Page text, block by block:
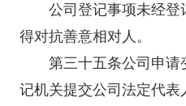
公司登记事项未经登
得对抗善意相对人。
第三十五条公司申请
记机关提交公司法定代